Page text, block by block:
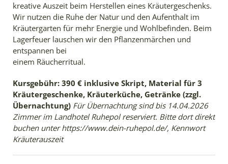
kreative Auszeit beim Herstellen eines Kräutergeschenks.
Wir nutzen die Ruhe der Natur und den Aufenthalt im
Kräutergarten für mehr Energie und Wohlbefinden. Beim
Lagerfeuer lauschen wir den Pflanzenmärchen und
entspannen bei
einem Räucherritual.
Kursgebühr: 390 € inklusive Skript, Material für 3
Kräutergeschenke, Kräuterküche, Getränke (zzgl.
Übernachtung) Für Übernachtung sind bis 14.04.2026
Zimmer im Landhotel Ruhepol reserviert. Bitte dort direkt
buchen unter https://www.dein-ruhepol.de/, Kennwort
Kräuterauszeit